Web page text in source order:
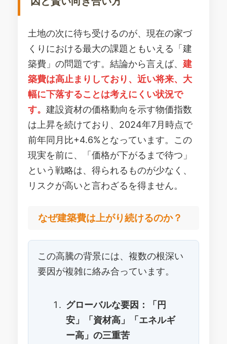
土地の次に待ち受けるのが、現在の家づ
くりにおける最大の課題ともいえる「建
築費」の問題です。結論から言えば、 建
築費は高止まりしており、近い将来、大
幅に下落することは考えにくい状況で
す。 建設資材の価格動向を示す物価指数
は上昇を続けており、2024年7月時点で
前年同月比+4.6%となっています。この
現実を前に、「価格が下がるまで待つ」
という戦略は、得られるものが少なく、
リスクが高いと言わざるを得ません。
なぜ建築費は上がり続けるのか？
この高騰の背景には、複数の根深い
要因が複雑に絡み合っています。
グローバルな要因：「円
安」「資材高」「エネルギ
ー高」の三重苦